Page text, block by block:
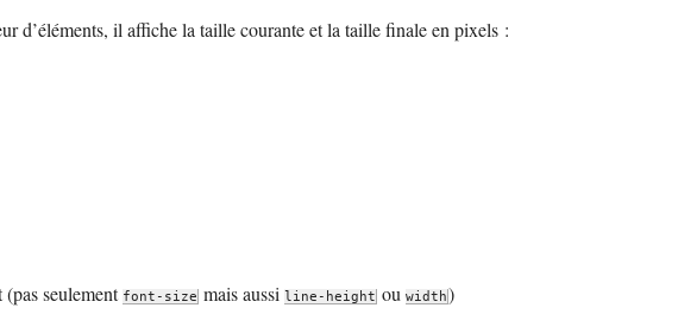
d’éléments, il affiche la taille courante et la taille finale en pixels :
seulement font-size mais aussi line-height ou width)